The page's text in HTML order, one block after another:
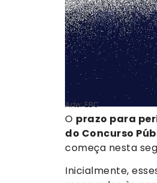
Arte: EBC
O prazo para
do Concurso
começa nesta
Inicialmente,